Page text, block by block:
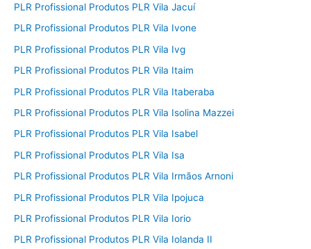
PLR Profissional Produtos PLR Vila Jacuí
PLR Profissional Produtos PLR Vila Ivone
PLR Profissional Produtos PLR Vila Ivg
PLR Profissional Produtos PLR Vila Itaim
PLR Profissional Produtos PLR Vila Itaberaba
PLR Profissional Produtos PLR Vila Isolina Mazzei
PLR Profissional Produtos PLR Vila Isabel
PLR Profissional Produtos PLR Vila Isa
PLR Profissional Produtos PLR Vila Irmãos Arnoni
PLR Profissional Produtos PLR Vila Ipojuca
PLR Profissional Produtos PLR Vila Iorio
PLR Profissional Produtos PLR Vila Iolanda II